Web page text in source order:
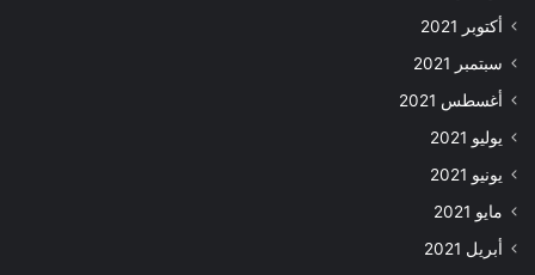
أكتوبر 2021
سبتمبر 2021
أغسطس 2021
يوليو 2021
يونيو 2021
مايو 2021
أبريل 2021